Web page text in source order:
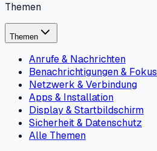
Themen
Themen
Anrufe & Nachrichten
Benachrichtigungen & Fokus
Netzwerk & Verbindung
Apps & Installation
Display & Startbildschirm
Sicherheit & Datenschutz
Alle Themen